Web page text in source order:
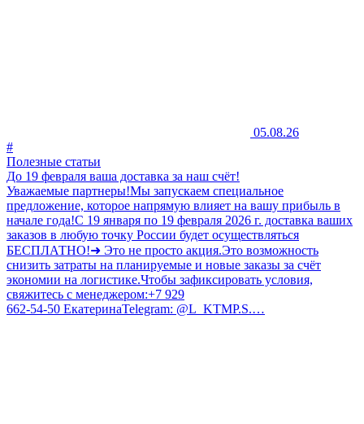
05.08.26
#
Полезные статьи
До 19 февраля ваша доставка за наш счёт!
Уважаемые партнеры!Мы запускаем специальное
предложение, которое напрямую влияет на вашу прибыль в
начале года!С 19 января по 19 февраля 2026 г. доставка ваших
заказов в любую точку России будет осуществляться
БЕСПЛАТНО!➜ Это не просто акция.Это возможность
снизить затраты на планируемые и новые заказы за счёт
экономии на логистике.Чтобы зафиксировать условия,
свяжитесь с менеджером:+7 929
662‑54‑50 ЕкатеринаTelegram: @L_KTMP.S.…